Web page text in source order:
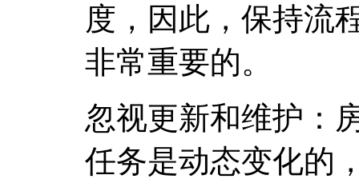
度，因此，保持流
非常重要的。
忽视更新和维护：
任务是动态变化的